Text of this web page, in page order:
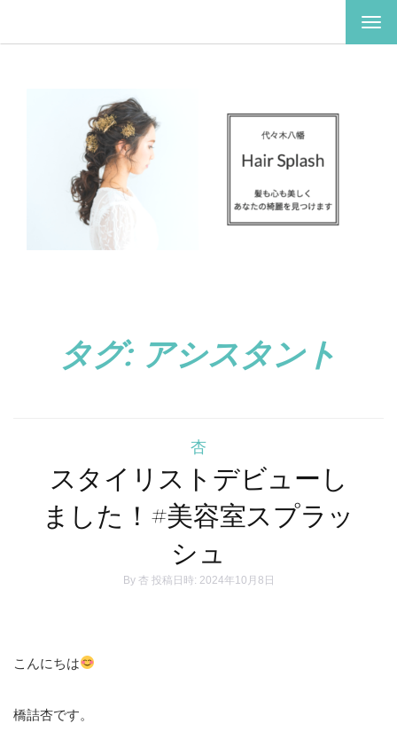
ナ
ゲ
タグ: アシスタント
杏
スタイリストデビューし
ました！#美容室スプラッ
シュ
By 杏 投稿日時: 2024年10月8日
こんにちは
橋詰杏です。